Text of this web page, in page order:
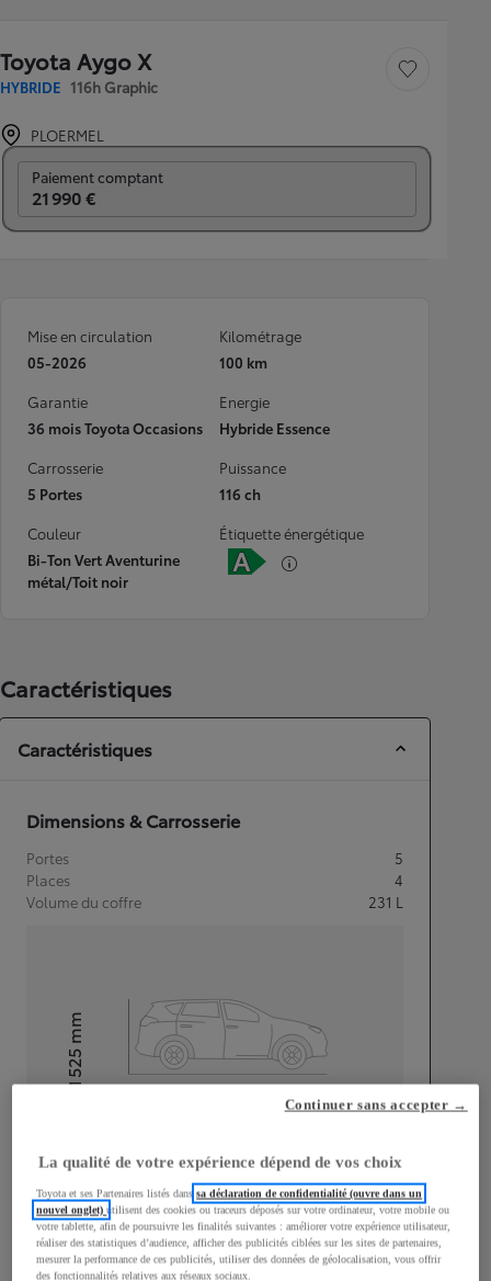
Toyota Aygo X
HYBRIDE 116h Graphic
Sauvegarder le
PLOERMEL
Paiement comptant
21 990 €
Mise en circulation
05-2026
Kilométrage
100 km
Garantie
36 mois Toyota Occasions
Energie
Hybride Essence
Carrosserie
5 Portes
Puissance
116 ch
Couleur
Bi-Ton Vert Aventurine
métal/Toit noir
Étiquette énergétique
Caractéristiques
Caractéristiques
Dimensions & Carrosserie
Portes
5
Places
4
Volume du coffre
231 L
Hauteur1 525
mm
Largeur
La qualité de votre expérience dépend de vos choix
Toyota et ses Partenaires listés danssa déclaration de confidentialité (ouvre dans un
nouvel onglet)utilisent des cookies ou traceurs déposés sur votre ordinateur, votre mobile ou
votre tablette, afin de poursuivre les finalités suivantes : améliorer votre expérience utilisateur,
réaliser des statistiques d’audience, afficher des publicités ciblées sur les sites de partenaires,
mesurer la performance de ces publicités, utiliser des données de géolocalisation, vous offrir
des fonctionnalités relatives aux réseaux sociaux.
Continuer sans accepter →